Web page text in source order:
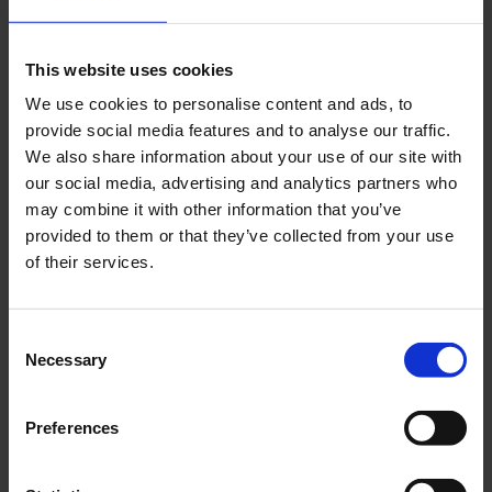
This website uses cookies
We use cookies to personalise content and ads, to
provide social media features and to analyse our traffic.
We also share information about your use of our site with
our social media, advertising and analytics partners who
may combine it with other information that you’ve
provided to them or that they’ve collected from your use
of their services.
Selection
Necessary
Preferences
Johannes Plehn:Mit Seven Senders 7S flex richten
Europa. Unser Modell ist einfach, skalierbar und
flexibel. Für große Unternehmen bieten wir seither
eine robuste Lösung, die große Mengen an
internationalen Sendungen effizient abwickeln
kann. Mit 7S flex vereinfachen wir nicht nur die
Anbindung und Abläufe. Ein willkommener
Nebeneffekt ist, dass wir damit auch das Netz für
kleinere Versender öffnen. Kleinere Versender
Ressourcen konfrontiert und leiden unter geringen
Skaleneffekten. Mit 7S flex werden diese Hürden
überwunden. Indem wir alle internationalen
Grenzen bzw. Mindestmengen, die zuvor pro Land
galten, auf die Gesamtmenge verschoben. Somit
ebnet 7S flex diesen Unternehmen den Weg für